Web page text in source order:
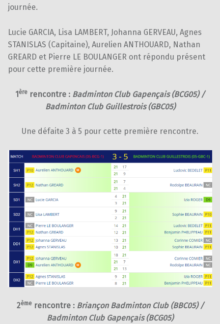
journée.
Lucie GARCIA, Lisa LAMBERT, Johanna GERVEAU, Agnes
STANISLAS (Capitaine), Aurelien ANTHOUARD, Nathan
GREARD et Pierre LE BOULANGER ont répondu présent
pour cette première journée.
1ère rencontre : Badminton Club Gapençais (BCG05) /
Badminton Club Guillestrois (GBC05)
Une défaite 3 à 5 pour cette première rencontre.
2èmerencontre : Briançon Badminton Club (BBC05) /
Badminton Club Gapençais (BCG05)